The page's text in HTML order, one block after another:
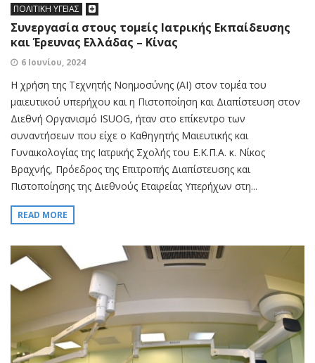
ΠΟΛΙΤΙΚΗ ΥΓΕΙΑΣ
Συνεργασία στους τομείς Ιατρικής Εκπαίδευσης
και Έρευνας Ελλάδας – Κίνας
6 Ιουνίου, 2024
Η χρήση της Τεχνητής Νοημοσύνης (AI) στον τομέα του
μαιευτικού υπερήχου και η Πιστοποίηση και Διαπίστευση στον
Διεθνή Οργανισμό ISUOG, ήταν στο επίκεντρο των
συναντήσεων που είχε ο Καθηγητής Μαιευτικής και
Γυναικολογίας της Ιατρικής Σχολής του Ε.Κ.Π.Α. κ. Νίκος
Βραχνής, Πρόεδρος της Επιτροπής Διαπίστευσης και
Πιστοποίησης της Διεθνούς Εταιρείας Υπερήχων στη...
READ MORE